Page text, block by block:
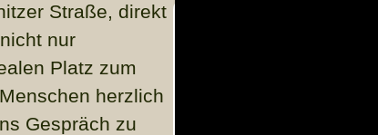
Straße, direkt
nur
Platz zum
herzlich
Gespräch zu